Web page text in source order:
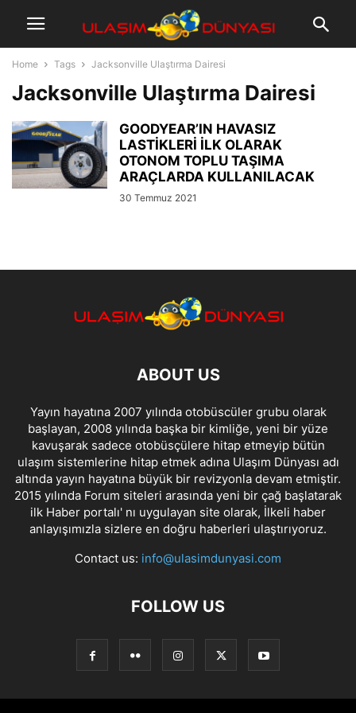
Home Tags Jacksonville Ulaştırma Dairesi
Jacksonville Ulaştırma Dairesi
GOODYEAR’IN HAVASIZ
LASTİKLERİ İLK OLARAK
OTONOM TOPLU TAŞIMA
ARAÇLARDA KULLANILACAK
30 Temmuz 2021
ABOUT US
Yayın hayatına 2007 yılında otobüscüler grubu olarak
başlayan, 2008 yılında başka bir kimliğe, yeni bir yüze
kavuşarak sadece otobüsçülere hitap etmeyip bütün
ulaşım sistemlerine hitap etmek adına Ulaşım Dünyası adı
altında yayın hayatına büyük bir revizyonla devam etmiştir.
2015 yılında Forum siteleri arasında yeni bir çağ başlatarak
ilk Haber portalı' nı uygulayan site olarak, İlkeli haber
anlayışımızla sizlere en doğru haberleri ulaştırıyoruz.
Contact us: info@ulasimdunyasi.com
FOLLOW US